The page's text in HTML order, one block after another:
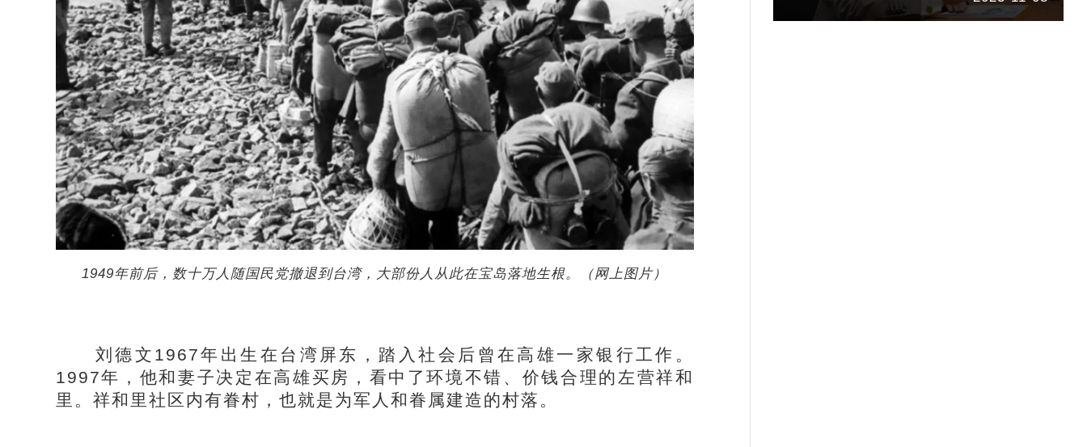
1949年前后，数十万人随国民党撤退到台湾，大部份人从此在宝岛落地生根。（网上图片）
刘德文1967年出生在台湾屏东，踏入社会后曾在高雄一家银行工作。
1997年，他和妻子决定在高雄买房，看中了环境不错、价钱合理的左营祥和
里。祥和里社区内有眷村，也就是为军人和眷属建造的村落。